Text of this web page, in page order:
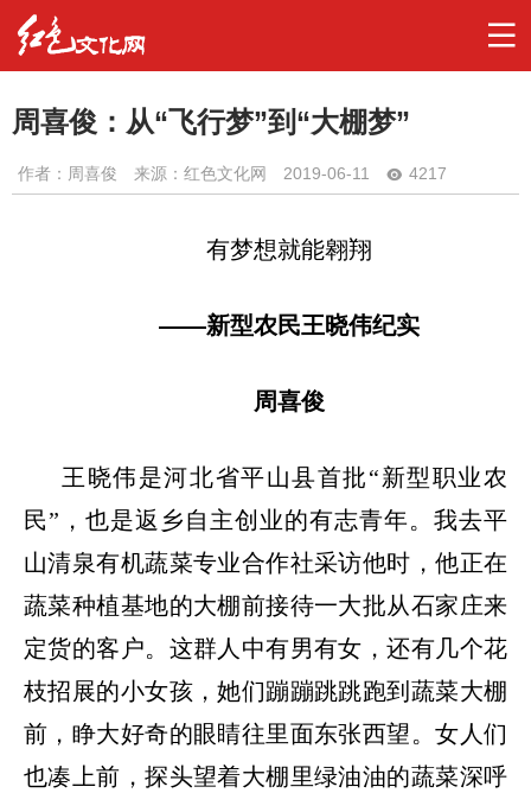
周喜俊：从“飞行梦”到“大棚梦”
作者： 周喜俊 来源：红色文化网 2019-06-11 4217
有梦想就能翱翔
——新型农民王晓伟纪实
周喜俊
王晓伟是河北省平山县首批“新型职业农
民”，也是返乡自主创业的有志青年。我去平
山清泉有机蔬菜专业合作社采访他时，他正在
蔬菜种植基地的大棚前接待一大批从石家庄来
定货的客户。这群人中有男有女，还有几个花
枝招展的小女孩，她们蹦蹦跳跳跑到蔬菜大棚
前，睁大好奇的眼睛往里面东张西望。女人们
也凑上前，探头望着大棚里绿油油的蔬菜深呼